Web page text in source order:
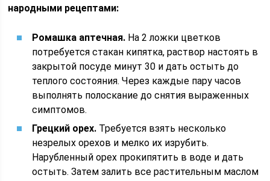
народными рецептами:
Ромашка аптечная. На 2 ложки цветков
потребуется стакан кипятка, раствор настоять в
закрытой посуде минут 30 и дать остыть до
теплого состояния. Через каждые пару часов
выполнять полоскание до снятия выраженных
симптомов.
Грецкий орех. Требуется взять несколько
незрелых орехов и мелко их изрубить.
Нарубленный орех прокипятить в воде и дать
остыть. Затем залить все растительным маслом